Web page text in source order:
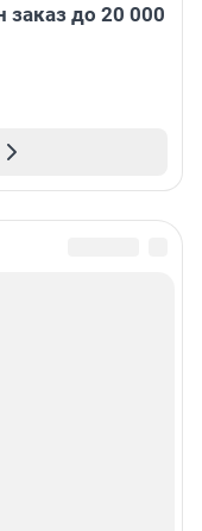
заказ до 20 000